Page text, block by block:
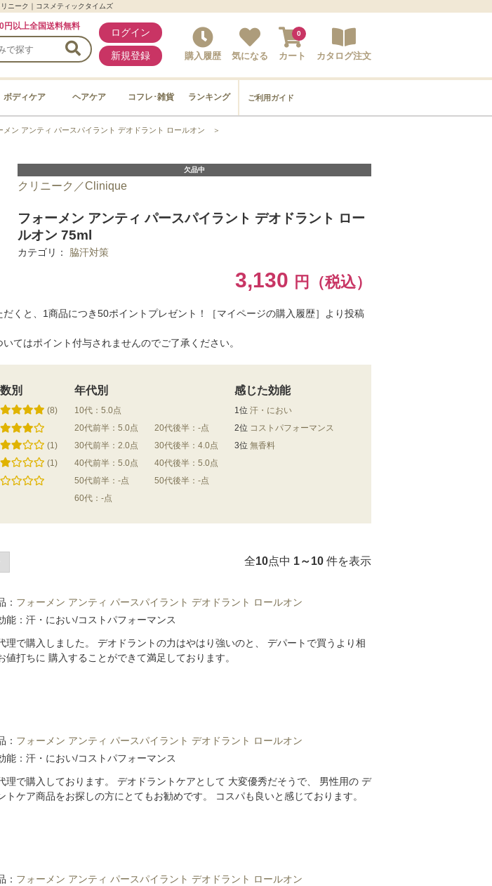
ニーク｜コスメティックタイムズ
円以上全国送料無料
ログイン
新規登録 購入履歴 気になる カート
0
カタログ注文
ボディケア ヘアケア コフレ･雑貨 ランキング ご利用ガイド
メン アンティ パースパイラント デオドラント ロールオン ＞
欠品中
クリニーク／Clinique
フォーメン アンティ パースパイラント デオドラント ロー
ルオン 75ml
カテゴリ： 脇汗対策
3,130 円（税込）
くと、1商品につき50ポイントプレゼント！［マイページの購入履歴］より投稿
てはポイント付与されませんのでご了承ください。
別 年代別 感じた効能
(8) 10代：5.0点 1位 汗・におい
20代前半：5.0点
20代後半：-点 2位 コストパフォーマンス
(1)
30代前半：2.0点 30代後半：4.0点 3位 無香料
(1)
40代前半：5.0点
40代後半：5.0点
50代前半：-点
50代後半：-点
60代：-点
全10点中 1～10 件を表示
： フォーメン アンティ パースパイラント デオドラント ロールオン
能：汗・におい/コストパフォーマンス
理で購入しました。 デオドラントの力はやはり強いのと、 デパートで買うより相
値打ちに 購入することができて満足しております。
： フォーメン アンティ パースパイラント デオドラント ロールオン
能：汗・におい/コストパフォーマンス
理で購入しております。 デオドラントケアとして 大変優秀だそうで、 男性用の デ
トケア商品をお探しの方にとてもお勧めです。 コスパも良いと感じております。
： フォーメン アンティ パースパイラント デオドラント ロールオン